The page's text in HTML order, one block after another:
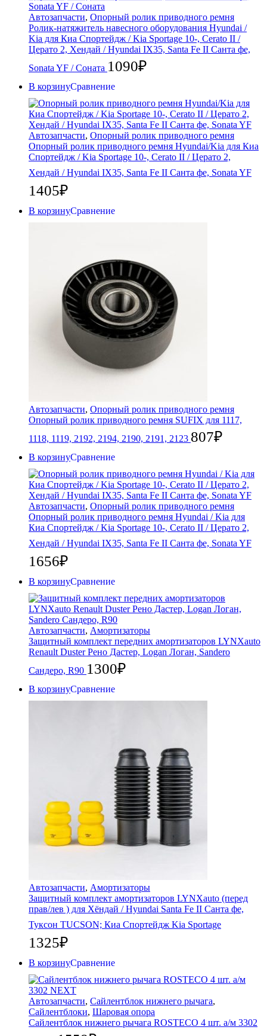
Автозапчасти, Опорный ролик приводного ремня
Ролик-натяжитель навесного оборудования Hyundai /
Kia для Киа Спортейдж / Kia Sportage 10-, Cerato II /
Церато 2, Хендай / Hyundai IX35, Santa Fe II Санта фе,
Sonata YF / Соната 1090₽
В корзинуСравнение
Автозапчасти, Опорный ролик приводного ремня
Опорный ролик приводного ремня Hyundai/Kia для Киа
Спортейдж / Kia Sportage 10-, Cerato II / Церато 2,
Хендай / Hyundai IX35, Santa Fe II Санта фе, Sonata YF
1405₽
В корзинуСравнение
Автозапчасти, Опорный ролик приводного ремня
Опорный ролик приводного ремня SUFIX для 1117,
1118, 1119, 2192, 2194, 2190, 2191, 2123 807₽
В корзинуСравнение
Автозапчасти, Опорный ролик приводного ремня
Опорный ролик приводного ремня Hyundai / Kia для
Киа Спортейдж / Kia Sportage 10-, Cerato II / Церато 2,
Хендай / Hyundai IX35, Santa Fe II Санта фе, Sonata YF
1656₽
В корзинуСравнение
Автозапчасти, Амортизаторы
Защитный комплект передних амортизаторов LYNXauto
Renault Duster Рено Дастер, Logan Логан, Sandero
Сандеро, R90 1300₽
В корзинуСравнение
Автозапчасти, Амортизаторы
Защитный комплект амортизаторов LYNXauto (перед
прав/лев ) для Хёндай / Hyundai Santa Fe II Санта фе,
Туксон TUCSON; Киа Спортейдж Kia Sportage
1325₽
В корзинуСравнение
Автозапчасти, Сайлентблок нижнего рычага,
Сайлентблоки, Шаровая опора
Сайлентблок нижнего рычага ROSTECO 4 шт. а/м 3302